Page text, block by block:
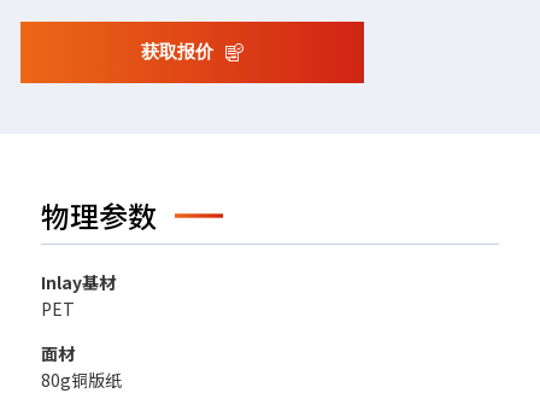
获取报价
物理参数
Inlay基材
PET
面材
80g铜版纸